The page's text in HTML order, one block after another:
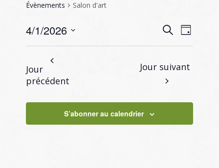
Évènements Salon d'art
et
de
vues
Recherche
de
vues
Jour
4/1/2026
Sélectionnez
date.
Jour
précédent
Jour suivant
S’abonner au calendrier